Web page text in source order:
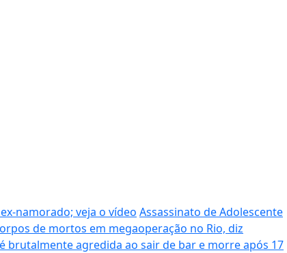
namorado; veja o vídeo Assassinato de Adolescente
de mortos em megaoperação no Rio, diz
brutalmente agredida ao sair de bar e morre após 17